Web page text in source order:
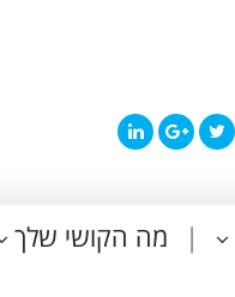
מה הקושי שלך